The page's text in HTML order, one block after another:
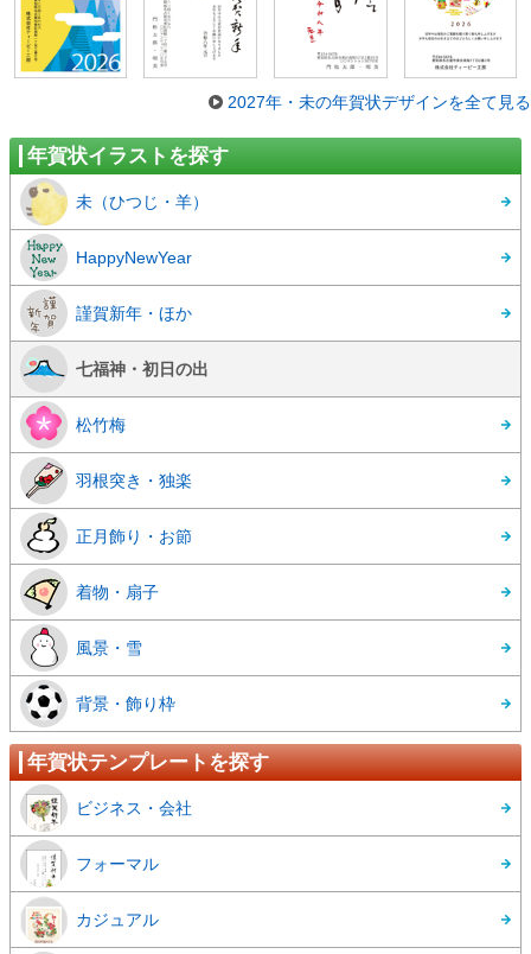
2027年・未の年賀状デザインを全て見る
年賀状イラストを探す
未（ひつじ・羊）
HappyNewYear
謹賀新年・ほか
七福神・初日の出
松竹梅
羽根突き・独楽
正月飾り・お節
着物・扇子
風景・雪
背景・飾り枠
年賀状テンプレートを探す
ビジネス・会社
フォーマル
カジュアル